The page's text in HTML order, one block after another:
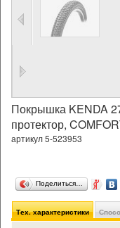
Покрышка KENDA
протектор,
артикул 5-523953
Поделиться…
Тех. характеристики